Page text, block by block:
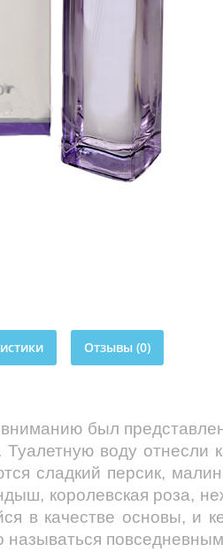
Отзывы (0)
был
Туалетную воду отнесли
сладкий персик,
королевская роза,
в качестве основы, и